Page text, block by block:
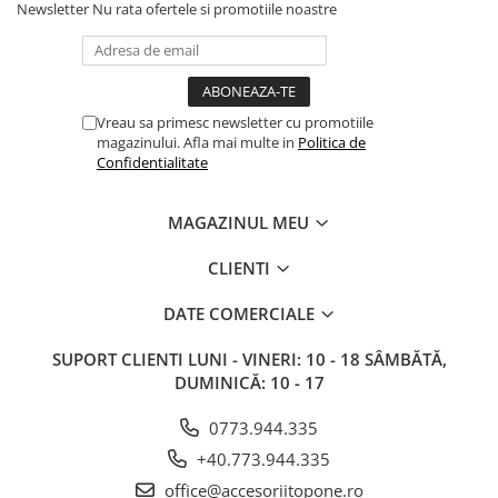
Newsletter Nu rata ofertele si promotiile noastre
Vreau sa primesc newsletter cu promotiile
magazinului. Afla mai multe in Politica de
Confidentialitate
MAGAZINUL MEU
CLIENTI
DATE COMERCIALE
SUPORT CLIENTI LUNI - VINERI: 10 - 18 SÂMBĂTĂ,
DUMINICĂ: 10 - 17
0773.944.335
+40.773.944.335
office@accesoriitopone.ro